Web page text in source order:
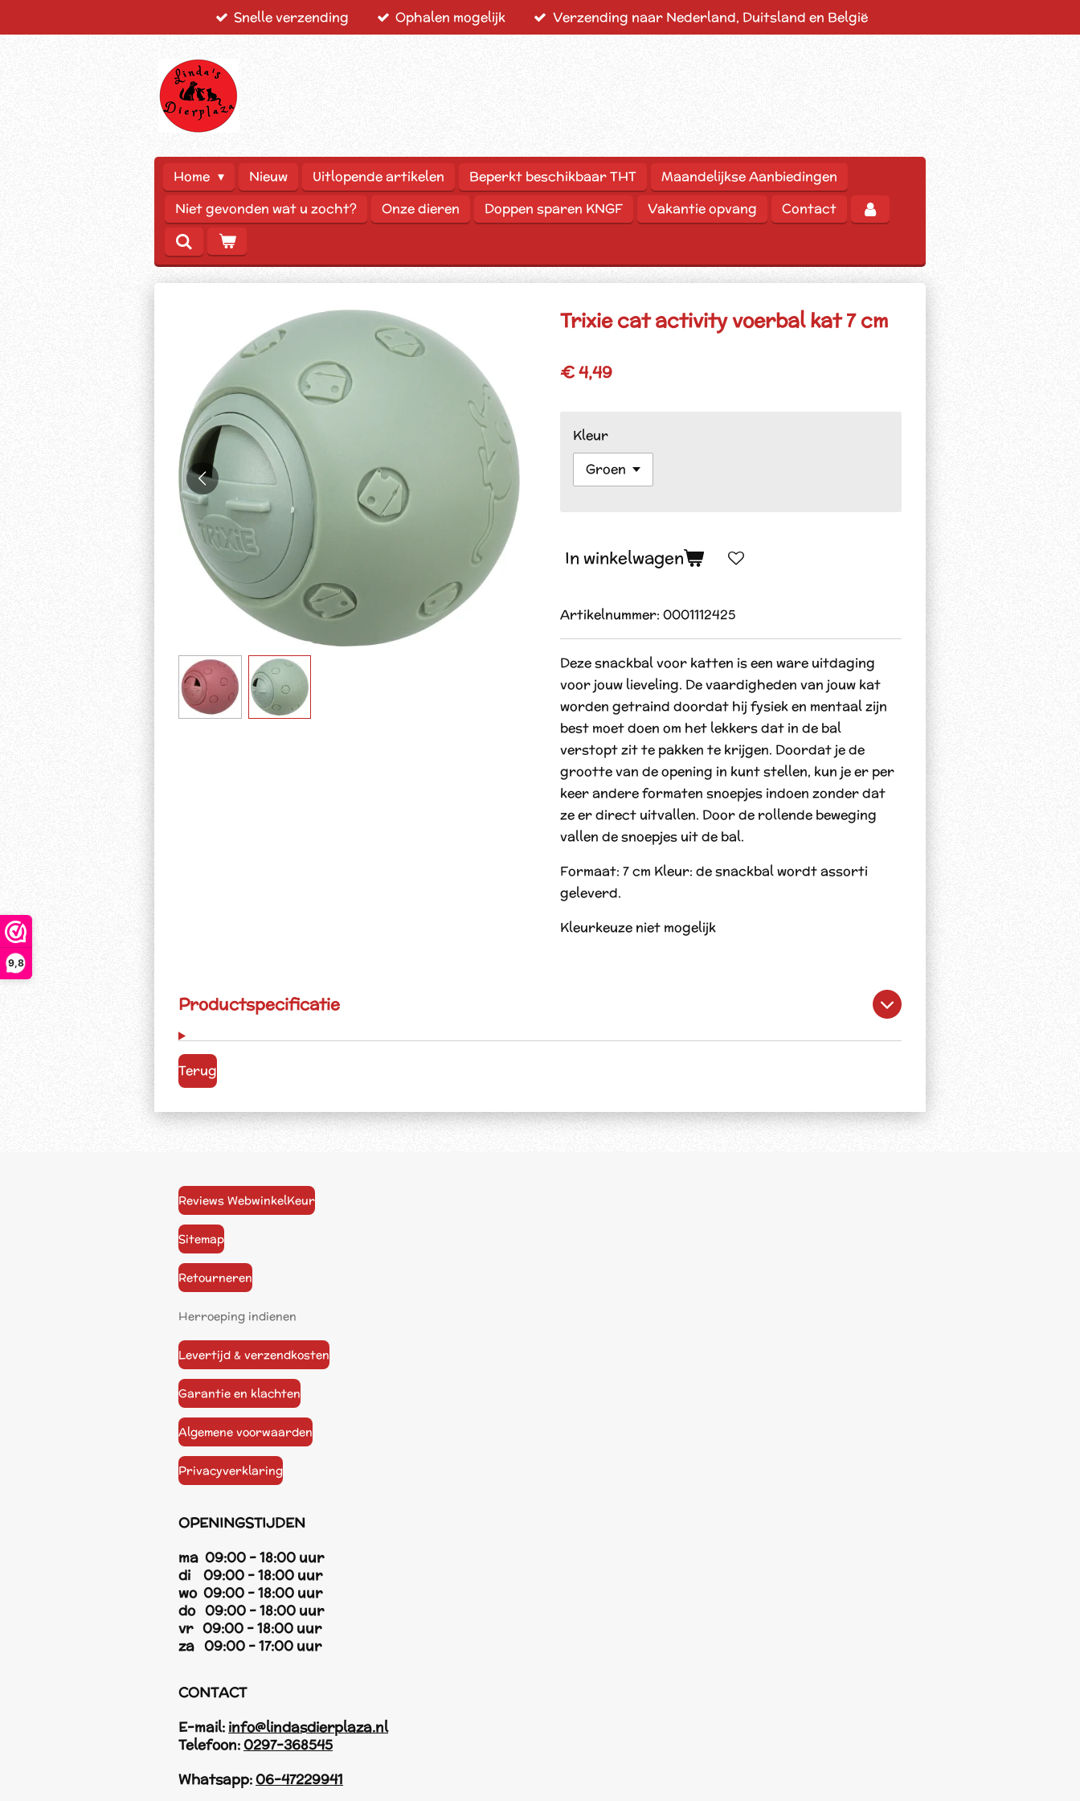
9,8
Snelle verzending Ophalen mogelijk Verzending naar Nederland, Duitsland en België
Home Nieuw Uitlopende artikelen Beperkt beschikbaar THT
Maandelijkse Aanbiedingen
Niet gevonden wat u zocht?
Onze dieren Doppen sparen KNGF Vakantie opvang Contact
Trixie cat activity voerbal kat 7 cm
€ 4,49
Kleur
In winkelwagen
Artikelnummer: 0001112425
Deze snackbal voor katten is een ware uitdaging
voor jouw lieveling. De vaardigheden van jouw kat
worden getraind doordat hij fysiek en mentaal zijn
best moet doen om het lekkers dat in de bal
verstopt zit te pakken te krijgen. Doordat je de
grootte van de opening in kunt stellen, kun je er per
keer andere formaten snoepjes indoen zonder dat
ze er direct uitvallen. Door de rollende beweging
vallen de snoepjes uit de bal.
Formaat: 7 cm Kleur: de snackbal wordt assorti
geleverd.
Kleurkeuze niet mogelijk
Productspecificatie
Terug
Reviews WebwinkelKeur
Sitemap
Retourneren
Herroeping indienen
Levertijd & verzendkosten
Garantie en klachten
Algemene voorwaarden
Privacyverklaring
OPENINGSTIJDEN
ma 09:00 - 18:00 uur
di 09:00 - 18:00 uur
wo 09:00 - 18:00 uur
do 09:00 - 18:00 uur
vr 09:00 - 18:00 uur
za 09:00 - 17:00 uur
CONTACT
E-mail: info@lindasdierplaza.nl
Telefoon:0297-368545
Whatsapp:06-47229941